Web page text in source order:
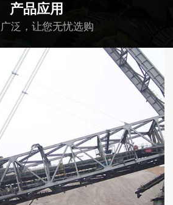
产品应用
泛，让您无忧选购